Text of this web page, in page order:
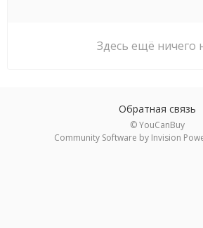
Здесь ещё ничего
Обратная связь
© YouCanBuy
Community Software by Invision